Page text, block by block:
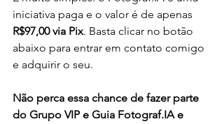
iniciativa paga e o valor é de apenas
R$97,00 via Pix. Basta clicar no botão
abaixo para entrar em contato comigo
e adquirir o seu.
Não perca essa chance de fazer parte
do Grupo VIP e Guia Fotograf.IA e